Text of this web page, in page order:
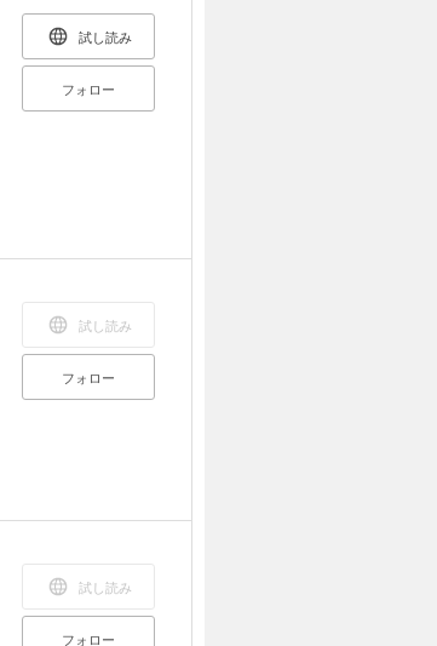
試し読み
フォロー
試し読み
フォロー
試し読み
フォロー